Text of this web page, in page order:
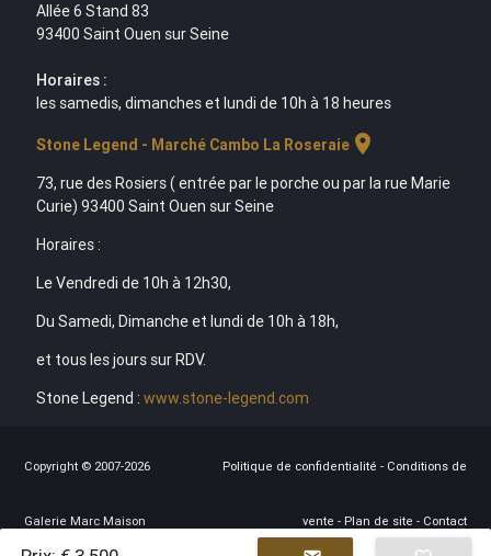
Allée 6 Stand 83
93400 Saint Ouen sur Seine
Horaires :
les samedis, dimanches et lundi de 10h à 18 heures
Stone Legend - Marché Cambo La Roseraielocation_on
73, rue des Rosiers ( entrée par le porche ou par la rue Marie
Curie) 93400 Saint Ouen sur Seine
Horaires :
Le Vendredi de 10h à 12h30,
Du Samedi, Dimanche et lundi de 10h à 18h,
et tous les jours sur RDV.
Stone Legend : www.stone-legend.com
Copyright © 2007-2026
Galerie Marc Maison
Politique de confidentialité - Conditions de
vente - Plan de site - Contact